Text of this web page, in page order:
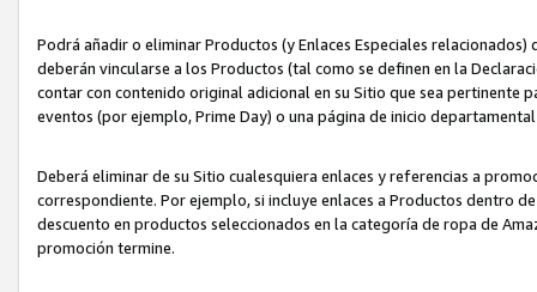
Podrá añadir o eliminar Productos (y Enlaces Especiales
deberán vincularse a los Productos (tal como se definen en la
contar con contenido original adicional en su Sitio que sea pertinente
eventos (por ejemplo, Prime Day) o una página de inicio
Deberá eliminar de su Sitio cualesquiera enlaces y referencias a
correspondiente. Por ejemplo, si incluye enlaces a Productos dentro
descuento en productos seleccionados en la categoría de ropa de
promoción termine.